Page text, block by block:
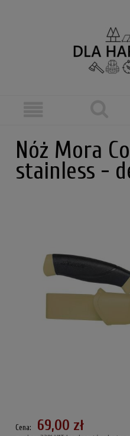
Nóż Mora
stainless -
Cena: 69,00 zł